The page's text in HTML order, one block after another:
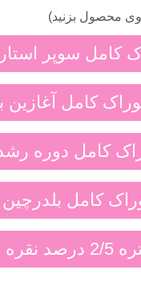
محصول بزنید)
کامل سوپر
کامل آغازین
کامل دوره
کامل بلدرچین
بلدرچین